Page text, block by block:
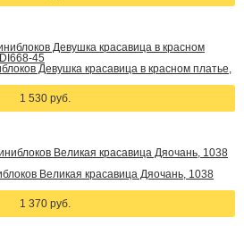
Девушка красавица в красном платье,
1 530 руб.
Великая красавица Дяочань, 1038
1 370 руб.